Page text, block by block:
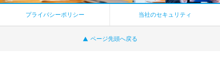
ページ先頭へ戻る
プライバシーポリシー 当社のセキュリティ